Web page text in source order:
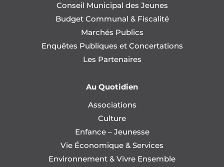
Conseil Municipal des Jeunes
Budget Communal & Fiscalité
Marchés Publics
Enquêtes Publiques et Concertations
Les Partenaires
Au Quotidien
Associations
Culture
Enfance – Jeunesse
Vie Économique & Services
Environnement & Vivre Ensemble